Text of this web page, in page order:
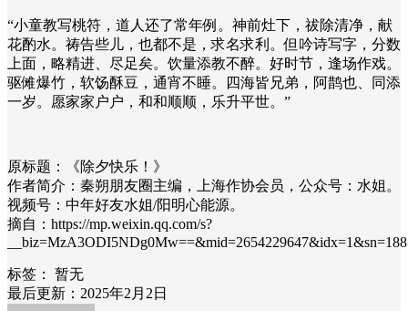
“小童教写桃符，道人还了常年例。神前灶下，祓除清净，献
花酌水。祷告些儿，也都不是，求名求利。但吟诗写字，分数
上面，略精进、尽足矣。饮量添教不醉。好时节，逢场作戏。
驱傩爆竹，软饧酥豆，通宵不睡。四海皆兄弟，阿鹊也、同添
一岁。愿家家户户，和和顺顺，乐升平世。”
原标题：《除夕快乐！》
作者简介：秦朔朋友圈主编，上海作协会员，公众号：水姐。
视频号：中年好友水姐/阳明心能源。
摘自：https://mp.weixin.qq.com/s?
标签：
暂无
最后更新：2025年2月2日